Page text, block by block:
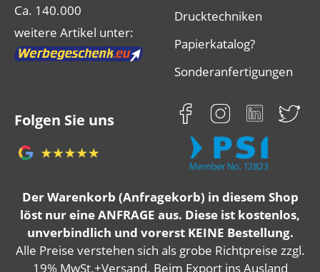
Ca. 140.000
weitere Artikel unter:
Drucktechniken
Papierkatalog?
Sonderanfertigungen
Folgen Sie uns
Der Warenkorb (Anfragekorb) in diesem Shop
löst nur eine ANFRAGE aus. Diese ist kostenlos,
unverbindlich und vorerst KEINE Bestellung.
Alle Preise verstehen sich als grobe Richtpreise zzgl.
19% MwSt.+Versand. Beim Export ins Ausland